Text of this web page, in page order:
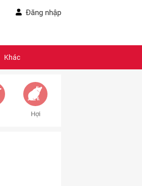
Đăng nhập
Khác
Hợi